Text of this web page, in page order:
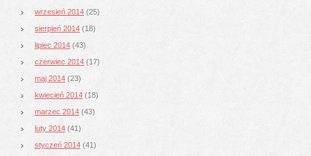
wrzesień 2014 (25)
sierpień 2014 (18)
lipiec 2014 (43)
czerwiec 2014 (17)
maj 2014 (23)
kwiecień 2014 (18)
marzec 2014 (43)
luty 2014 (41)
styczeń 2014 (41)